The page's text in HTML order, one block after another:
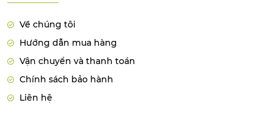
Về chúng tôi
Hướng dẫn mua hàng
Vận chuyển và thanh toán
Chính sách bảo hành
Liên hệ